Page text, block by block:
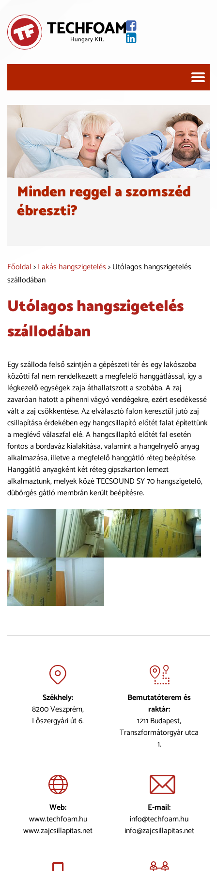
Minden reggel a szomszéd
ébreszti?
Főoldal>Lakás hangszigetelés> Utólagos hangszigetelés
szállodában
Utólagos hangszigetelés
szállodában
Egy szálloda felső szintjén a gépészeti tér és egy lakószoba
közötti fal nem rendelkezett a megfelelő hanggátlással, így a
légkezelő egységek zaja áthallatszott a szobába. A zaj
zavaróan hatott a pihenni vágyó vendégekre, ezért esedékessé
vált a zaj csökkentése. Az elválasztó falon keresztül jutó zaj
csillapítása érdekében egy hangcsillapító előtét falat építettünk
a meglévő válaszfal elé. A hangcsillapító előtét fal esetén
fontos a bordaváz kialakítása, valamint a hangelnyelő anyag
alkalmazása, illetve a megfelelő hanggátló réteg beépítése.
Hanggátló anyagként két réteg gipszkarton lemezt
alkalmaztunk, melyek közé TECSOUND SY 70 hangszigetelő,
dübörgés gátló membrán került beépítésre.
Székhely:
8200 Veszprém,
Lőszergyári út 6.
Bemutatóterem és
raktár:
1211 Budapest,
Transzformátorgyár utca
1.
Web:
www.techfoam.hu
www.zajcsillapitas.net
E-mail:
info@techfoam.hu
info@zajcsillapitas.net